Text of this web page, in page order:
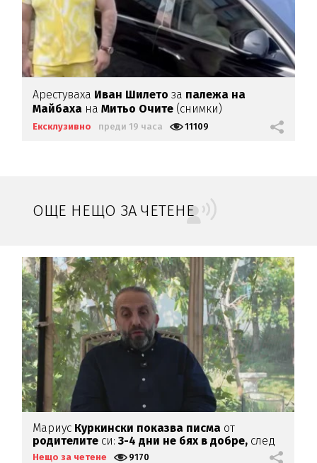
Арестуваха Иван Шилетоза палежа на
Майбаха наМитьо Очите (снимки)
Ексклузивно преди 19 часа 11109
ОЩЕ НЕЩО ЗА ЧЕТЕНЕ
Мариус Куркински показва писма от
родителите си:3-4 дни не бях в добре, след
като ги прочетох
Нещо за четене 9170